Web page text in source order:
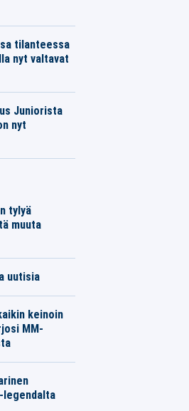
tilanteessa
nyt valtavat
Juniorista
nyt
tylyä
muuta
uutisia
keinoin
MM-
legendalta